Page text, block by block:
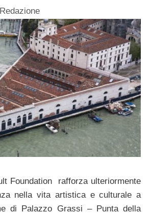
Redazione
Foundation rafforza ulteriormente
nella vita artistica e culturale a
di Palazzo Grassi – Punta della